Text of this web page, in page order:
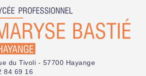
du Tivoli - 57700 Hayange
84 69 16